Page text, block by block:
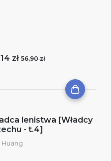
zł 56,90 zł
lenistwa [Władcy
- t.4]
Huang